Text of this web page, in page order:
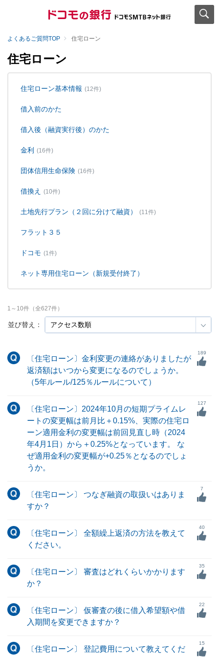
よくあるご質問TOP 住宅ローン
住宅ローン
住宅ローン基本情報 (12件)
借入前のかた
借入後（融資実行後）のかた
金利 (16件)
団体信用生命保険 (16件)
借換え (10件)
土地先行プラン（２回に分けて融資） (11件)
フラット３５
ドコモ (1件)
ネット専用住宅ローン（新規受付終了）
並び替え：
1 ～ 10件（全627件）
〔住宅ローン〕金利変更の連絡がありましたが
返済額はいつから変更になるのでしょうか。
（5年ルール/125％ルールについて）
189
〔住宅ローン〕2024年10月の短期プライムレ
ートの変更幅は前月比＋0.15%、実際の住宅ロ
ーン適用金利の変更幅は前回見直し時（2024
年4月1日）から＋0.25%となっています。 な
ぜ適用金利の変更幅が+0.25％となるのでしょ
うか。
127
〔住宅ローン〕 つなぎ融資の取扱いはありま
すか？
7
〔住宅ローン〕 全額繰上返済の方法を教えて
ください。
40
〔住宅ローン〕 審査はどれくらいかかります
か？
35
〔住宅ローン〕 仮審査の後に借入希望額や借
入期間を変更できますか？
22
〔住宅ローン〕 登記費用について教えてくだ
15